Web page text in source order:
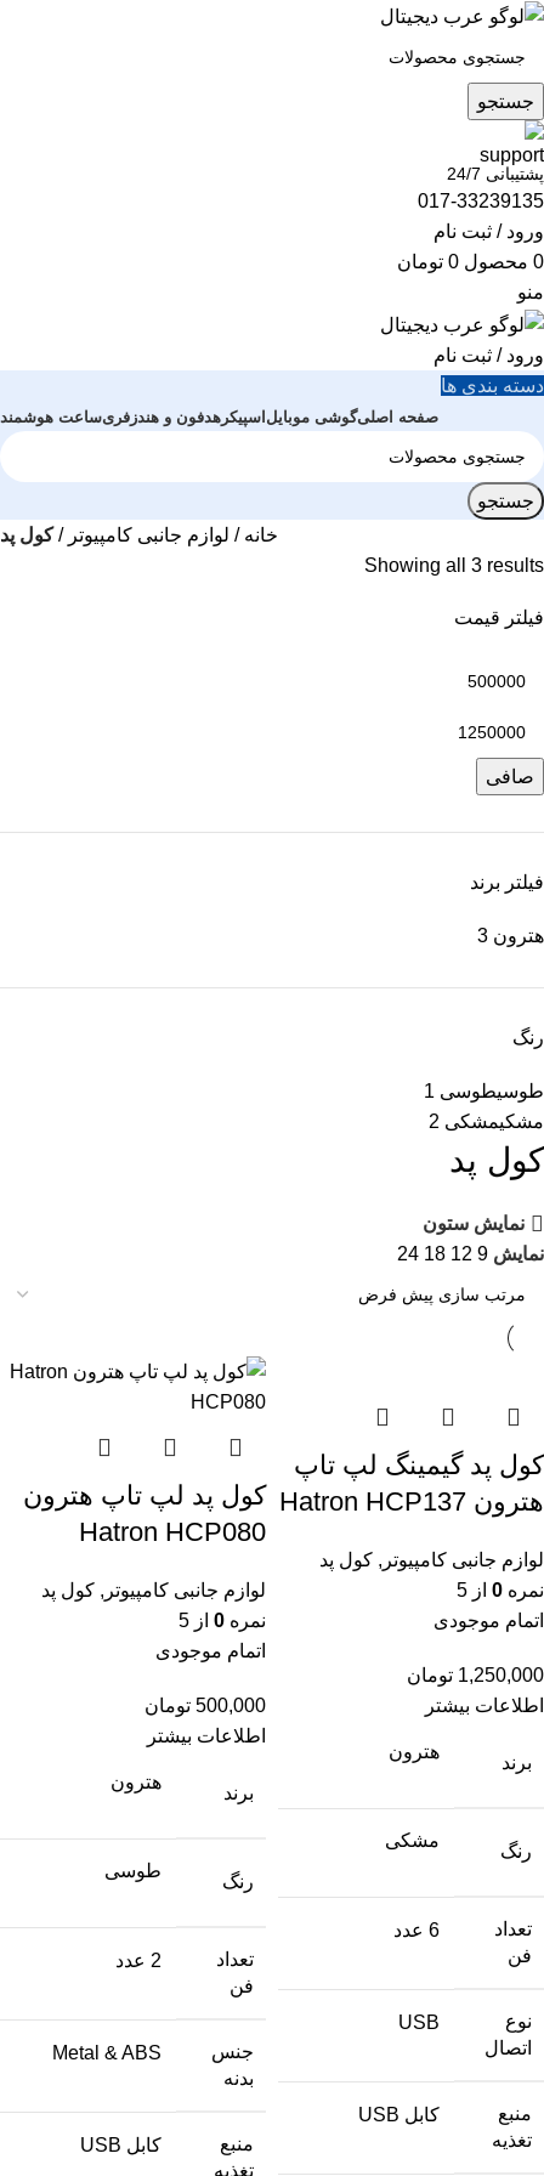
جستجو
پشتیبانی 24/7
017-33239135
ورود / ثبت نام
0 محصول 0 تومان
منو
ورود / ثبت نام
دسته بندی ها
صفحه اصلیگوشی موبایلاسپیکر هدفون و هندزفریساعت هوشمند
جستجو
خانه
لوازم جانبی کامپیوتر
کول پد
Showing all 3 results
فیلتر قیمت
صافی
فیلتر برند
هترون 3
رنگ
طوسیطوسی 1
مشکیمشکی 2
کول پد
نمایش ستون
نمایش 9
12
18
24
کول پد گیمینگ لپ تاپ
هترون Hatron HCP137
لوازم جانبی کامپیوتر , کول پد
نمره 0 از 5
اتمام موجودی
1,250,000 تومان
اطلاعات بیشتر
برند
هترون
رنگ
مشکی
تعداد
فن
6 عدد
نوع
اتصال
USB
منبع
تغذیه
کابل USB
کول پد لپ تاپ هترون
Hatron HCP080
لوازم جانبی کامپیوتر , کول پد
نمره 0 از 5
اتمام موجودی
500,000 تومان
اطلاعات بیشتر
برند
هترون
رنگ
طوسی
تعداد
فن
2 عدد
جنس
بدنه
Metal & ABS
منبع
تغذیه
کابل USB